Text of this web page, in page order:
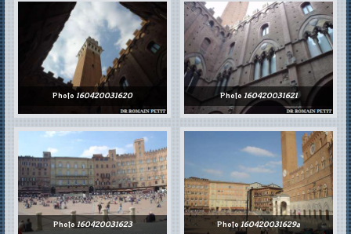
Photo 160420031620 Photo 160420031621
Photo160420031623 Photo 160420031629a